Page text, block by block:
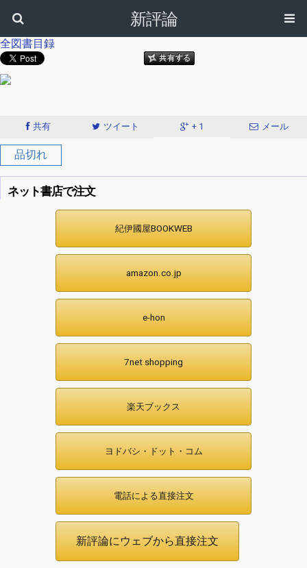
新評論
全図書目録
共有 ツイート + 1 メール
品切れ
ネット書店で注文
紀伊國屋BOOKWEB
amazon.co.jp
e-hon
7net shopping
楽天ブックス
ヨドバシ・ドット・コム
電話による直接注文